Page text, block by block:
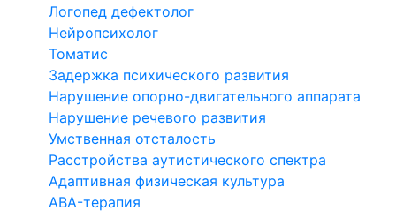
Логопед дефектолог
Нейропсихолог
Томатис
Задержка психического развития
Нарушение опорно-двигательного аппарата
Нарушение речевого развития
Умственная отсталость
Расстройства аутистического спектра
Адаптивная физическая культура
ABA-терапия